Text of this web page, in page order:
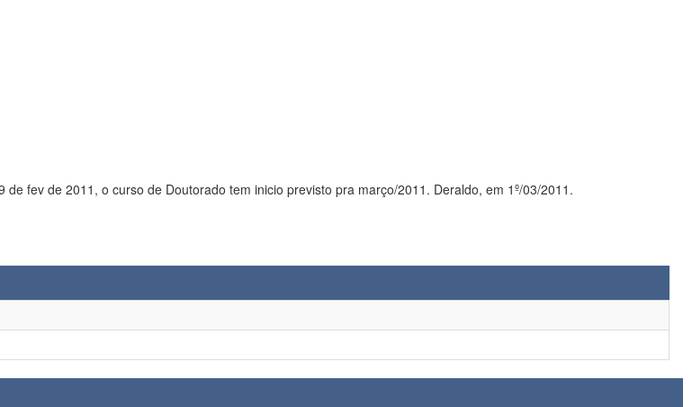
De acordo com doc OFicio nº 037/2011-PROPG de 09 de fev de 2011, o curso de Doutorado tem inicio previsto pra março/2011. Deraldo, em 1º/03/2011.